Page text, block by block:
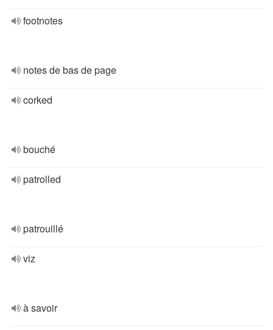
footnotes
notes de bas de page
corked
bouché
patrolled
patrouillé
viz
à savoir